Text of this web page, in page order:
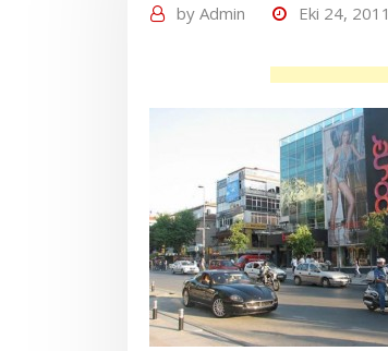
by Admin Eki 24, 2011